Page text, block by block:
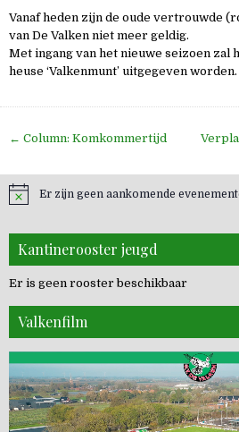
Vanaf heden zijn de oude vertrouwde
van De Valken niet meer geldig.
Met ingang van het nieuwe seizoen zal
heuse ‘Valkenmunt’ uitgegeven worden.
Bericht
← Column: Komkommertijd
Er zijn geen aankomende
Kantinerooster jeugd
Er is geen rooster beschikbaar
Valkenfilm